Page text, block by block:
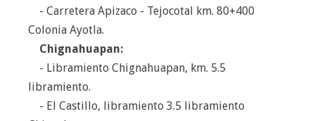
- Carretera Apizaco - Tejocotal km. 80+400
Colonia Ayotla.
Chignahuapan:
- Libramiento Chignahuapan, km. 5.5
libramiento.
- El Castillo, libramiento 3.5 libramiento